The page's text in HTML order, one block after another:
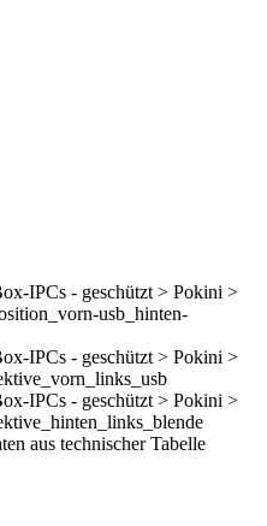
aus technischer Tabelle